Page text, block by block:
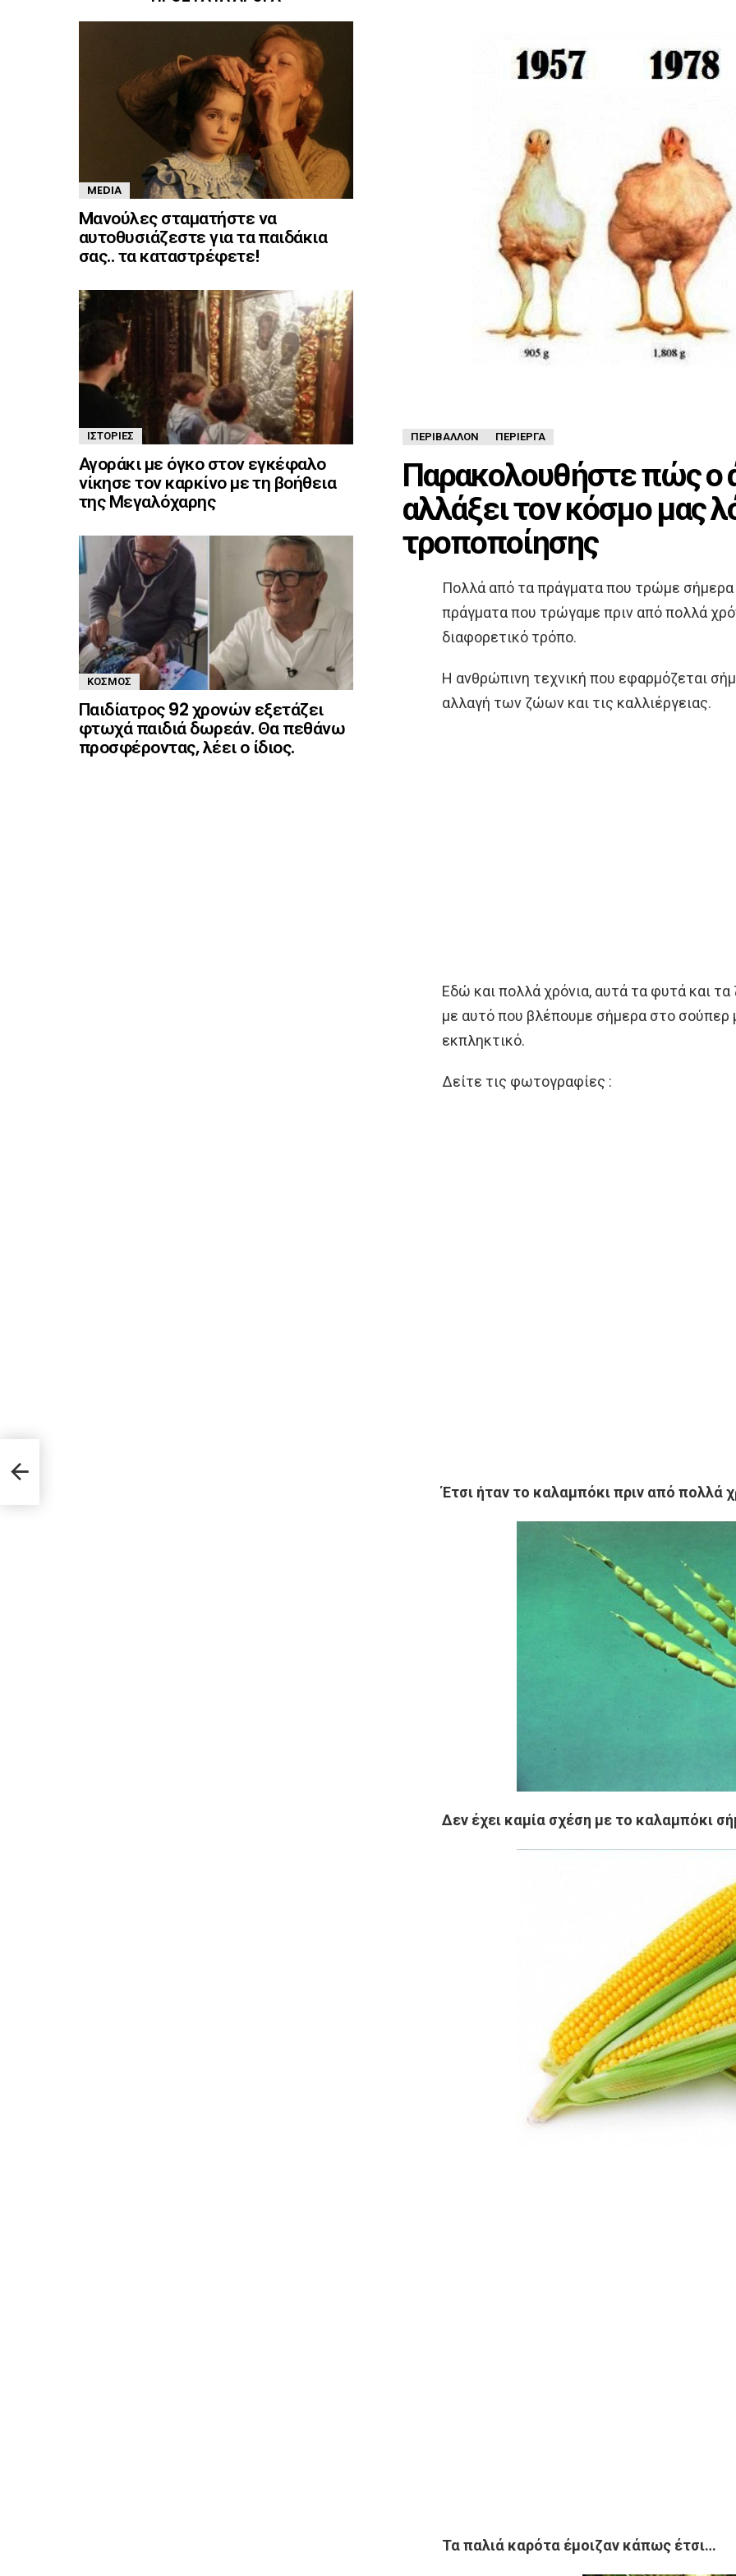
ΠΕΡΙΒΆΛΛΟΝ ΠΕΡΊΕΡΓΑ
Παρακολουθήστε πώς ο
αλλάξει τον κόσμο μας
τροποποίησης
Πολλά από τα πράγματα που τρώμε σήμερα
πράγματα που τρώγαμε πριν από πολλά
διαφορετικό τρόπο.
Η ανθρώπινη τεχνική που εφαρμόζεται
αλλαγή των ζώων και τις καλλιέργειας.
Εδώ και πολλά χρόνια, αυτά τα φυτά και
με αυτό που βλέπουμε σήμερα στο σούπερ
εκπληκτικό.
Δείτε τις φωτογραφίες :
Έτσι ήταν το καλαμπόκι πριν από πολλά
Δεν έχει καμία σχέση με το καλαμπόκι
Τα παλιά καρότα έμοιζαν κάπως έτσι…
MEDIA
Mανούλες σταματήστε να
αυτοθυσιάζεστε για τα παιδάκια
σας.. τα καταστρέφετε!
ΙΣΤΟΡΊΕΣ
Αγοράκι με όγκο στον εγκέφαλο
νίκησε τον καρκίνο με τη βοήθεια
της Μεγαλόχαρης
ΚΌΣΜΟΣ
Παιδίατρος 92 χρονών εξετάζει
φτωχά παιδιά δωρεάν. Θα πεθάνω
προσφέροντας, λέει ο ίδιος.